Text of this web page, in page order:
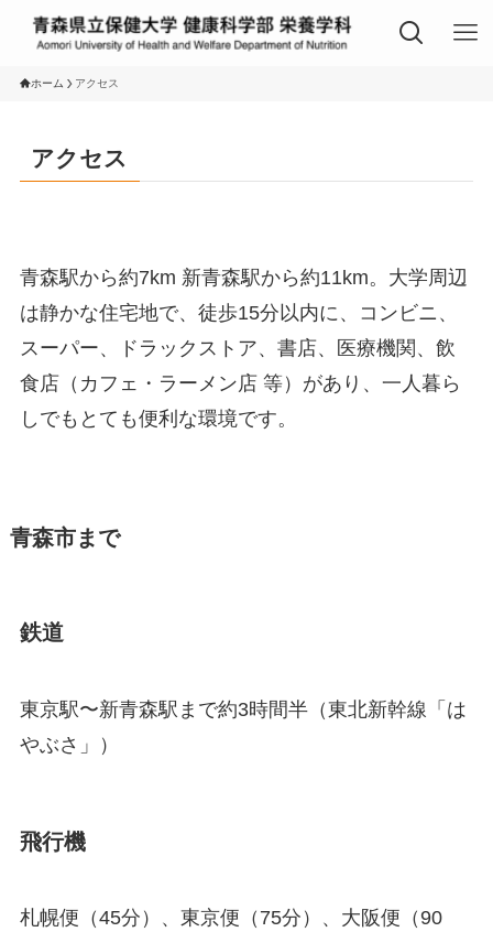
ホーム アクセス
アクセス
青森駅から約7km 新青森駅から約11km。大学周辺
は静かな住宅地で、徒歩15分以内に、コンビニ、
スーパー、ドラックストア、書店、医療機関、飲
食店（カフェ・ラーメン店 等）があり、一人暮ら
しでもとても便利な環境です。
青森市まで
鉄道
東京駅〜新青森駅まで約3時間半（東北新幹線「は
やぶさ」）
飛行機
札幌便（45分）、東京便（75分）、大阪便（90